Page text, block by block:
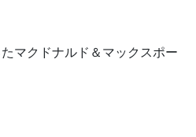
マクドナルド＆マックスポー